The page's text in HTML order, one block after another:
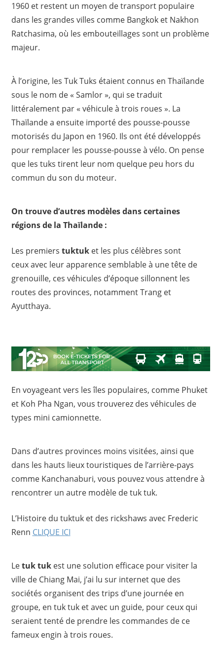
1960 et restent un moyen de transport populaire
dans les grandes villes comme Bangkok et Nakhon
Ratchasima, où les embouteillages sont un problème
majeur.
À l’origine, les Tuk Tuks étaient connus en Thaïlande
sous le nom de « Samlor », qui se traduit
littéralement par « véhicule à trois roues ». La
Thaïlande a ensuite importé des pousse-pousse
motorisés du Japon en 1960. Ils ont été développés
pour remplacer les pousse-pousse à vélo. On pense
que les tuks tirent leur nom quelque peu hors du
commun du son du moteur.
On trouve d’autres modèles dans certaines
régions de la Thaïlande :
Les premiers tuktuket les plus célèbres sont
ceux avec leur apparence semblable à une tête de
grenouille, ces véhicules d’époque sillonnent les
routes des provinces, notamment Trang et
Ayutthaya.
En voyageant vers les îles populaires, comme Phuket
et Koh Pha Ngan, vous trouverez des véhicules de
types mini camionnette.
Dans d’autres provinces moins visitées, ainsi que
dans les hauts lieux touristiques de l’arrière-pays
comme Kanchanaburi, vous pouvez vous attendre à
rencontrer un autre modèle de tuk tuk.
L’Histoire du tuktuk et des rickshaws avec Frederic
Renn CLIQUE ICI
Letuk tukest une solution efficace pour visiter la
ville de Chiang Mai, j’ai lu sur internet que des
sociétés organisent des trips d’une journée en
groupe, en tuk tuk et avec un guide, pour ceux qui
seraient tenté de prendre les commandes de ce
fameux engin à trois roues.